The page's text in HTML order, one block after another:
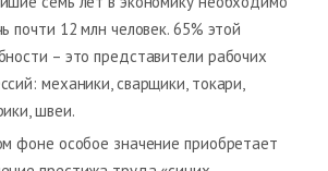
почти 12 млн человек. 65% этой
– это представители рабочих
механики, сварщики, токари,
швеи.
фоне особое значение приобретает